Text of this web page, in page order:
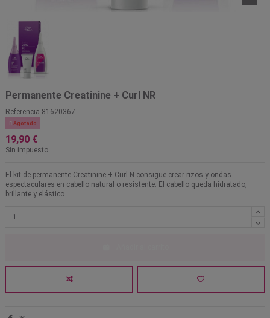
Permanente Creatinine + Curl NR
Referencia 81620367
 Agotado
19,90 €
Sin impuesto
El kit de permanente Creatinine + Curl N consigue crear rizos y ondas
espectaculares en cabello natural o resistente. El cabello queda hidratado,
brillante y elástico.